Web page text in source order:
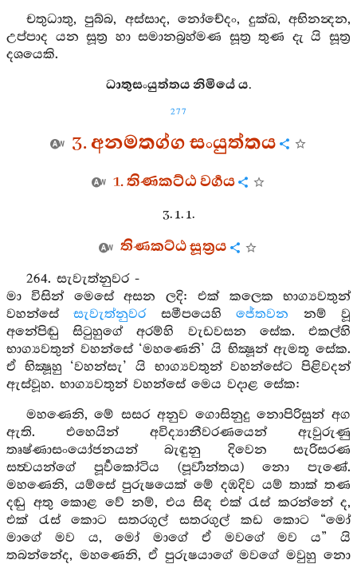
චතුධාතු, පුබ්බ, අස්සාද, නෝචේදං, දුක්ඛ, අභිනන්‍දන,
උප්පාද යන සූත්‍ර හා සමානබ්‍රහ්මණ සූත්‍ර තුණ දැ යි සූත්‍ර
දශයෙකි.
ධාතුසංයුත්තය නිමියේ ය.
277
3. අනමතග්ග සංයුත්තය
1. තිණකට්ඨ වර්‍ගය
3. 1. 1.
තිණකට්ඨ සූත්‍රය
264. සැවැත්නුවර -
මා විසින් මෙසේ අසන ලදි: එක් කලෙක භාග්‍යවතුන්
වහන්සේසැවැත්නුවරසමීපයෙහිජේතවන නම් වූ
අනේපිඬු සිටුහුගේ අරම්හි වැඩවසන සේක. එකල්හි
භාග්‍යවතුන් වහන්සේ ‘මහණෙනි’ යි භික්‍ෂූන් ඇමතූ සේක.
ඒ භික්‍ෂූහු ‘වහන්සැ’ යි භාග්‍යවතුන් වහන්සේට පිළිවදන්
ඇස්වූහ. භාග්‍යවතුන් වහන්සේ මෙය වදාළ සේක:
මහණෙනි, මේ සසර අනුව ගොසිනුදු නොපිරිසුන් අග
ඇති. එහෙයින් අවිද්‍යානීවරණයෙන් ඇවුරුණු
තෘෂ්ණාසංයෝජනයන් බැඳුනු දිවෙන සැරිසරණ
සත්‍වයන්ගේ පූර්‍වකෝටිය (පූර්‍වාන්තය) නො පැණේ.
මහණෙනි, යම්සේ පුරුෂයෙක් මේ දඹදිව යම් තාක් තණ
දඬු අතු කොළ වේ නම්, එය සිඳ එක් රැස් කරන්නේ ද,
එක් රැස් කොට සතරගුල් සතරගුල් කඩ කොට “මෝ
මාගේ මව ය, මෝ මාගේ ඒ මවගේ මව ය” යි
තබන්නේද, මහණෙනි, ඒ පුරුෂයාගේ මවගේ මවුහු නො